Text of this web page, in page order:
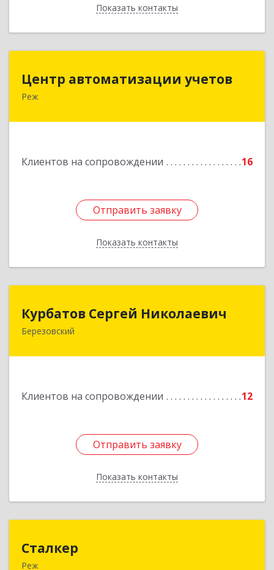
Показать контакты
Назад
Центр автоматизации учетов
Реж
Клиентов на сопровождении 16
Отправить заявку
Показать контакты
623750, Свердловская обл, Режевской р-н, Реж
Отправить заявку
Назад
Курбатов Сергей Николаевич
Березовский
Клиентов на сопровождении 12
Отправить заявку
Показать контакты
Курбатов Сергей Николаевич
Отправить заявку
Назад
Сталкер
Реж